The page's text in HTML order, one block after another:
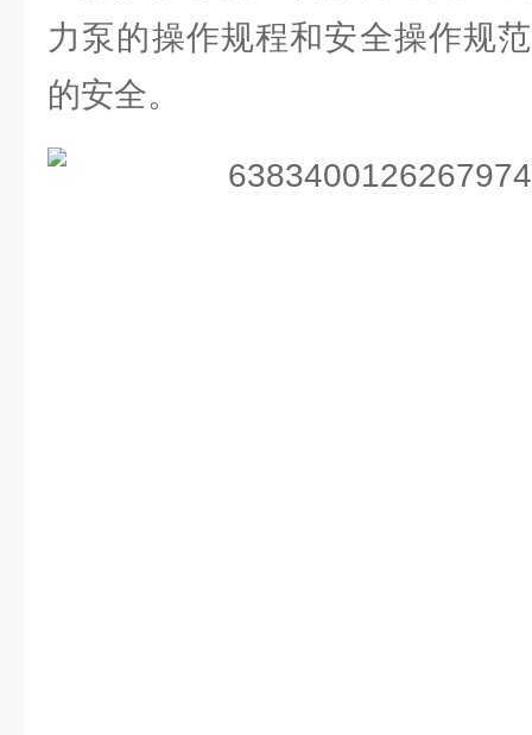
力泵的操作规程和安全操作规
的安全。